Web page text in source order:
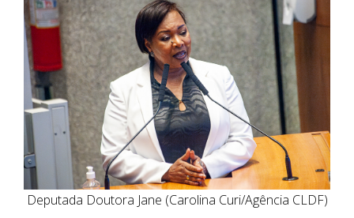
Deputada Doutora Jane (Carolina Curi/Agência CLDF)